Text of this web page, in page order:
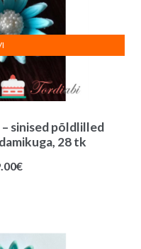
sinised põldlilled
28 tk
€Praegune